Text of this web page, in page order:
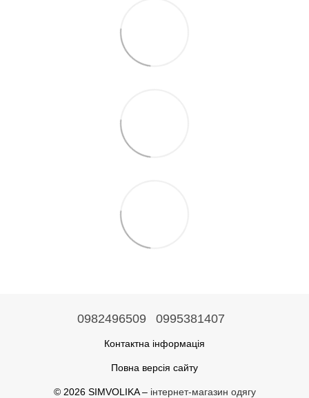
0982496509 0995381407
Контактна інформація
Повна версія сайту
© 2026 SIMVOLIKA – інтернет-магазин одягу